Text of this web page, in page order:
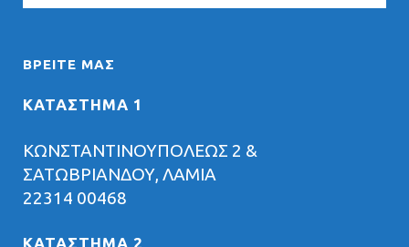
ΒΡΕΊΤΕ ΜΑΣ
ΚΑΤΑΣΤΗΜΑ 1
ΚΩΝΣΤΑΝΤΙΝΟΥΠΟΛΕΩΣ 2 &
ΣΑΤΩΒΡΙΑΝΔΟΥ, ΛΑΜΙΑ
22314 00468
ΚΑΤΑΣΤΗΜΑ 2